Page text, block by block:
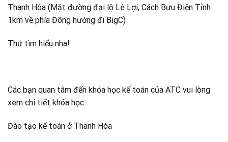
Thanh Hóa (Mặt đường đại lộ Lê Lợi, Cách Bưu Điện Tỉnh
1km về phía Đông hướng đi BigC)
Thử tìm hiểu nha!
Các bạn quan tâm đến khóa học kế toán của ATC vui lòng
xem chi tiết khóa học:
Đào tạo kế toán ở Thanh Hóa